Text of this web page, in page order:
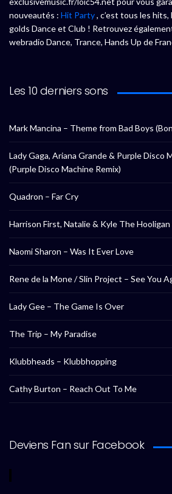
nouveautés : Hit Party, c’est tous les
golds Dance et Club ! Retrouvez
webradio Dance, Trance, Hands Up de
Les 10 derniers sons
Mark Mancina – Theme from Bad Boys
Lady Gaga, Ariana Grande & Purple Disco
(Purple Disco Machine Remix)
Quadron – Far Cry
Harrison First, Natalie & Kyle The
Naomi Sharon – Was It Ever Love
Rene de la Mone / Slin Project – See You
Lady Gee – The Game Is Over
The Trip – My Paradise
Klubbheads – Klubbhopping
Cathy Burton – Reach Out To Me
Deviens Fan sur Facebook